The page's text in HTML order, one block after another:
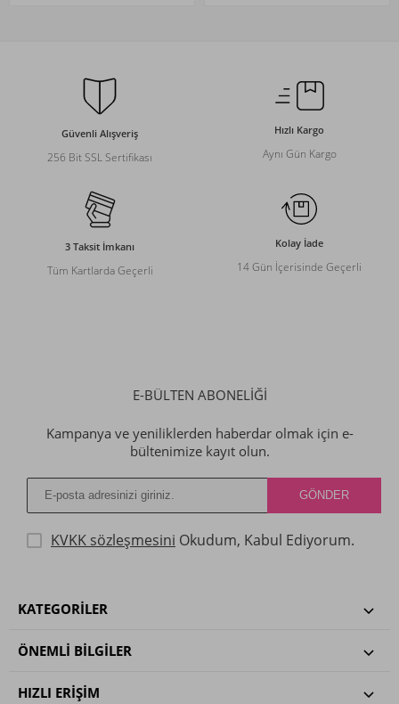
Güvenli Alışveriş
256 Bit SSL Sertifikası
Hızlı Kargo
Aynı Gün Kargo
3 Taksit İmkanı
Tüm Kartlarda Geçerli
Kolay İade
14 Gün İçerisinde Geçerli
E-BÜLTEN ABONELİĞİ
Kampanya ve yeniliklerden haberdar olmak için e-
bültenimize kayıt olun.
KVKK sözleşmesini Okudum, Kabul Ediyorum.
KATEGORILER
ÖNEMLI BILGILER
HIZLI ERIŞIM